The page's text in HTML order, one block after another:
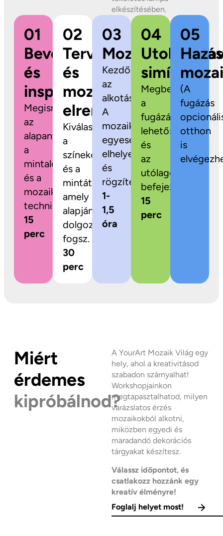
elkészítésében.
01
Bevezetés
és
inspiráció
Megismerkedsz
az
alapanyagokkal,
a
mintalehetőségekkel
és a
mozaikozás
technikájával.
15
perc
02
Tervezés
és
mozaikok
elrendezése
Kiválaszthatod
a
színeket
és a
mintát,
amely
alapján
dolgozni
fogsz.
30
perc
03
Mozaikragasztás
Kezdődhet
az
alkotás!
A
mozaikdarabokat
egyesével
elhelyezed
és
rögzíted.
1-
1,5
óra
04
Utolsó
simítások
Megbeszéljük
a
fugázási
lehetőségeket
és
az
utólagos
befejezést.
15
perc
05
(A
fugázás
otthon
is
Miért
érdemes
kipróbálnod?
A YourArt Mozaik Világ egy
hely, ahol a kreativitásod
szabadon szárnyalhat!
Workshopjainkon
megtapasztalhatod, milyen
varázslatos érzés
mozaikokból alkotni,
miközben egyedi és
maradandó dekorációs
tárgyakat készítesz.
Válassz időpontot, és
csatlakozz hozzánk egy
kreatív élményre!
Foglalj helyet most!